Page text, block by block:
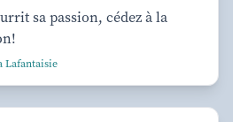
sa passion, cédez à la
Lafantaisie